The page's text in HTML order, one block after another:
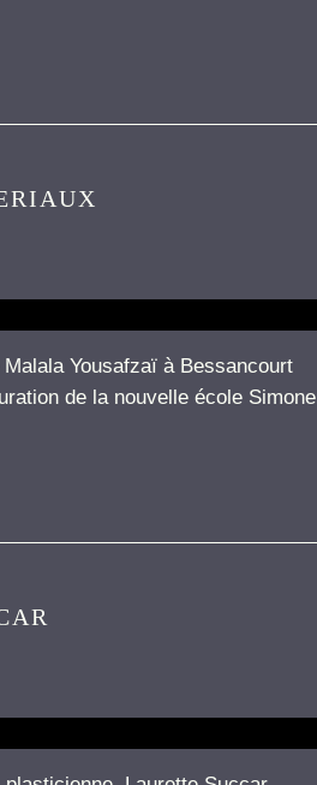
Yousafzaï à Bessancourt
de la nouvelle école Simone